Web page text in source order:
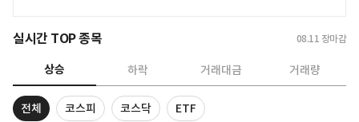
실시간 TOP 종목 08.11 장마감
상승 하락 거래대금 거래량
전체 코스피 코스닥 ETF